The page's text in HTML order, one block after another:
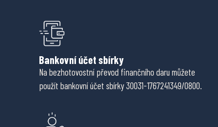
Bankovní účet sbírky
Na bezhotovostní převod finančního daru můžete
použít bankovní účet sbírky 30031-1767241349/0800.